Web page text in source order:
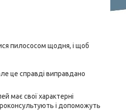
пилососом щодня, і щоб
це справді виправдано
має свої характерні
і допоможуть